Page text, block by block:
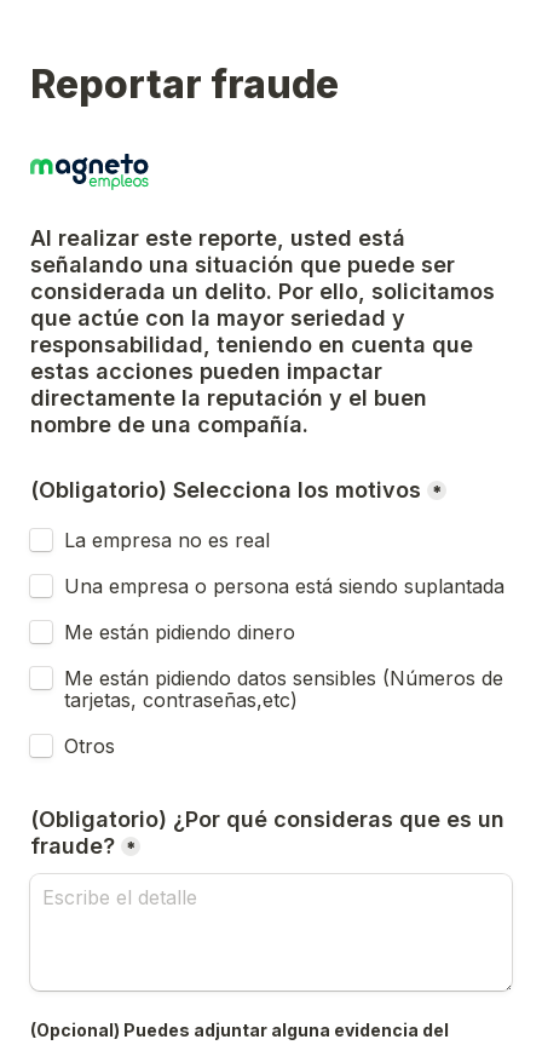
Reportar fraude
Al realizar este reporte, usted está
señalando una situación que puede ser
considerada un delito. Por ello, solicitamos
que actúe con la mayor seriedad y
responsabilidad, teniendo en cuenta que
estas acciones pueden impactar
directamente la reputación y el buen
nombre de una compañía.
(Obligatorio) Selecciona los motivos *
La empresa no es real
Una empresa o persona está siendo suplantada
Me están pidiendo dinero
Me están pidiendo datos sensibles (Números de
tarjetas, contraseñas,etc)
Otros
(Obligatorio) ¿Por qué consideras que es un
fraude? *
(Opcional) Puedes adjuntar alguna evidencia del